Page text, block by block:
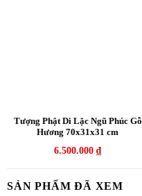
Tượng Phật Di Lặc Ngũ Phúc Gỗ
Hương 70x31x31 cm
6.500.000 ₫
SẢN PHẨM ĐÃ XEM